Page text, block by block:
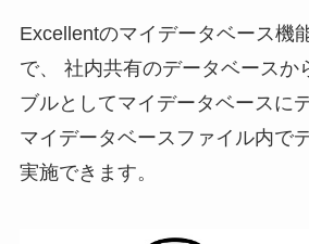
Excellentのマイデータベース機
で、 社内共有のデータベースか
ブルとしてマイデータベースに
マイデータベースファイル内で
実施できます。